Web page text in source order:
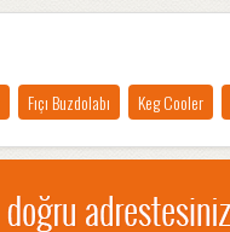
Fıçı Buzdolabı Keg Cooler